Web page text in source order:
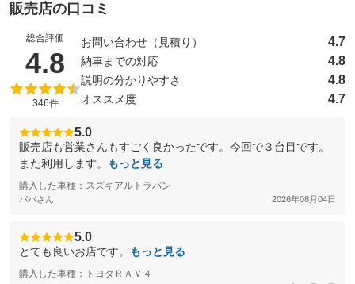
販売店の口コミ
総合評価
4.8 （5点満点中）
346件
お問い合わせ（見積り） 4.7
納車までの対応 4.8
説明の分かりやすさ 4.8
オススメ度 4.7
5.0
販売店も営業さんもすごく良かったです。今回で３台目です。
また利用します。
もっと見る
購入した車種：スズキアルトラパン
パパさん 2026年08月04日
5.0
とても良いお店です。 もっと見る
購入した車種：トヨタＲＡＶ４